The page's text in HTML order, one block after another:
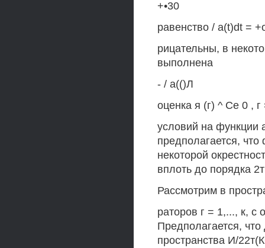
+•30
равенство / a(t)dt =
рицательны, в
выполнена
- / а(()Л
оценка я (г) ^ Се 0 ,
условий на функции
предполагается,
некоторой
вплоть до порядка
Рассмотрим в
раторов г = 1,..., к,
Предполагается,
пространства И/